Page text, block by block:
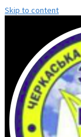
Skip to content